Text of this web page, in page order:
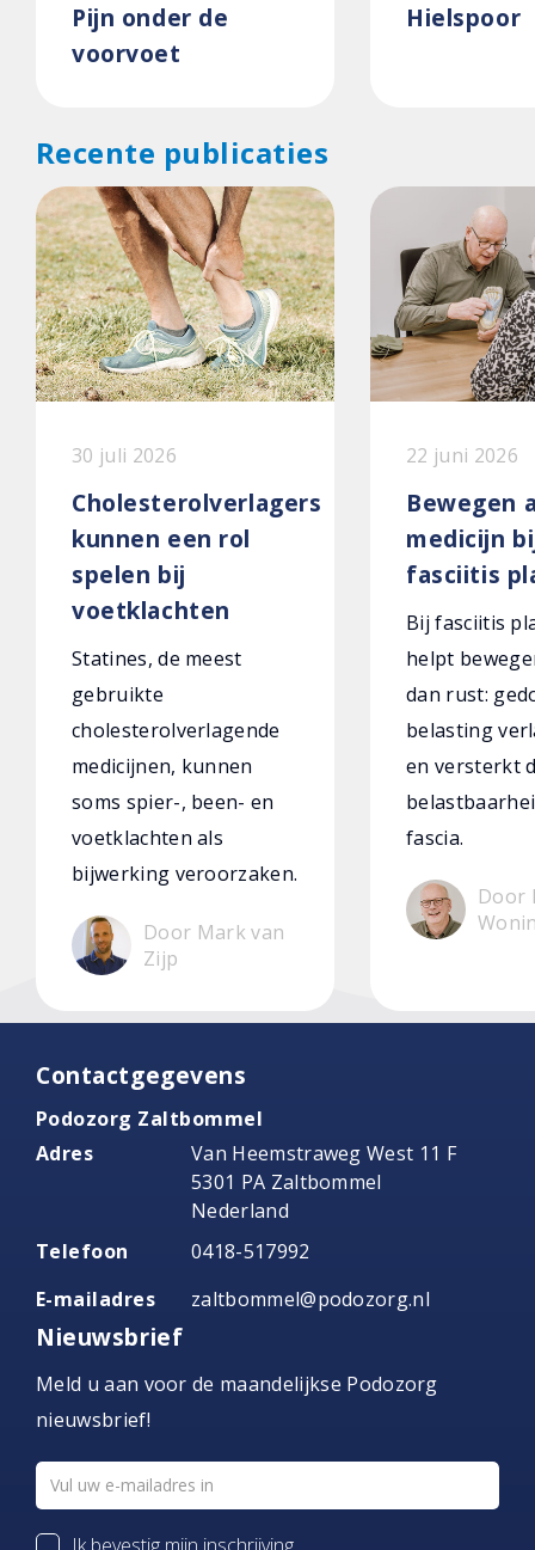
Pijn onder de
voorvoet
Hielspoor
Recente publicaties
30 juli 2026
Cholesterolverlagers
kunnen een rol
spelen bij
voetklachten
Statines, de meest
gebruikte
cholesterolverlagende
medicijnen, kunnen
soms spier-, been- en
voetklachten als
bijwerking veroorzaken.
Door Mark van
Zijp
22 juni 2026
Bewegen
medicijn
fasciitis
Bij fasciitis
helpt
dan rust:
belasting
en versterkt
fascia.
Door
Contactgegevens
Podozorg Zaltbommel
Adres
Van Heemstraweg West 11 F
5301 PA Zaltbommel
Nederland
Telefoon
0418-517992
E-mailadres
zaltbommel@podozorg.nl
Nieuwsbrief
Meld u aan voor de maandelijkse Podozorg
nieuwsbrief!